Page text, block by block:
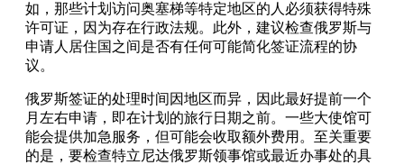
如，那些计划访问奥塞梯等特定地区的人必须获得特殊
许可证，因为存在行政法规。此外，建议检查俄罗斯与
申请人居住国之间是否有任何可能简化签证流程的协
议。
俄罗斯签证的处理时间因地区而异，因此最好提前一个
月左右申请，即在计划的旅行日期之前。一些大使馆可
能会提供加急服务，但可能会收取额外费用。至关重要
的是，要检查特立尼达俄罗斯领事馆或最近办事处的具